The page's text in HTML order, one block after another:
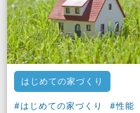
はじめての家づくり
#はじめての家づくり #性能